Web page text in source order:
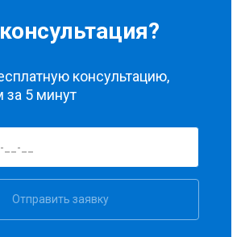
консультацию,
за 5 минут
Отправить заявку